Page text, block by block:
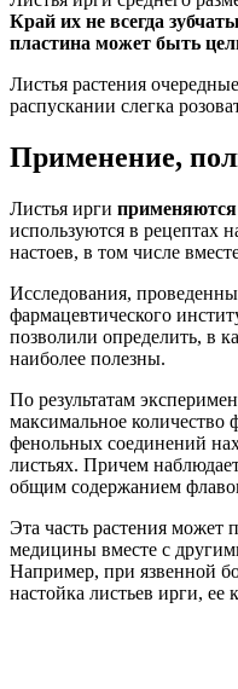
Край их не всегда
пластина может быть
Листья растения
распускании слегка
Применение,
Листья ирги
используются в рецептах
настоев, в том числе
Исследования,
фармацевтического
позволили определить, в
наиболее полезны.
По результатам
максимальное количество
фенольных соединений
листьях. Причем
общим содержанием
Эта часть растения может
медицины вместе с
Например, при язвенной
настойка листьев ирги, ее